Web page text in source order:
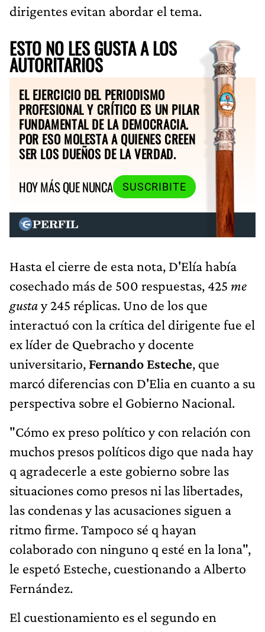
dirigentes evitan abordar el tema.
ESTO NO LES GUSTA A LOS
AUTORITARIOS
EL EJERCICIO DEL PERIODISMO
PROFESIONAL Y CRÍTICO ES UN PILAR
FUNDAMENTAL DE LA DEMOCRACIA.
POR ESO MOLESTA A QUIENES CREEN
SER LOS DUEÑOS DE LA VERDAD.
HOY MÁS QUE NUNCA
SUSCRIBITE
Hasta el cierre de esta nota, D'Elía había
cosechado más de 500 respuestas, 425 me
gustay 245 réplicas. Uno de los que
interactuó con la crítica del dirigente fue el
ex líder de Quebracho y docente
universitario, Fernando Esteche, que
marcó diferencias con D'Elia en cuanto a su
perspectiva sobre el Gobierno Nacional.
"Cómo ex preso político y con relación con
muchos presos políticos digo que nada hay
q agradecerle a este gobierno sobre las
situaciones como presos ni las libertades,
las condenas y las acusaciones siguen a
ritmo firme. Tampoco sé q hayan
colaborado con ninguno q esté en la lona",
le espetó Esteche, cuestionando a Alberto
Fernández.
El cuestionamiento es el segundo en